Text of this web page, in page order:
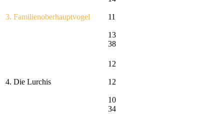
3. Familienoberhauptvogel 11
13
38
4. Die Lurchis
12
12
10
34